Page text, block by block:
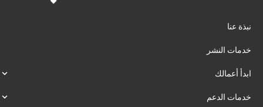
نبذة عنا
خدمات النشر
ابدأ أعمالك
خدمات الدعم